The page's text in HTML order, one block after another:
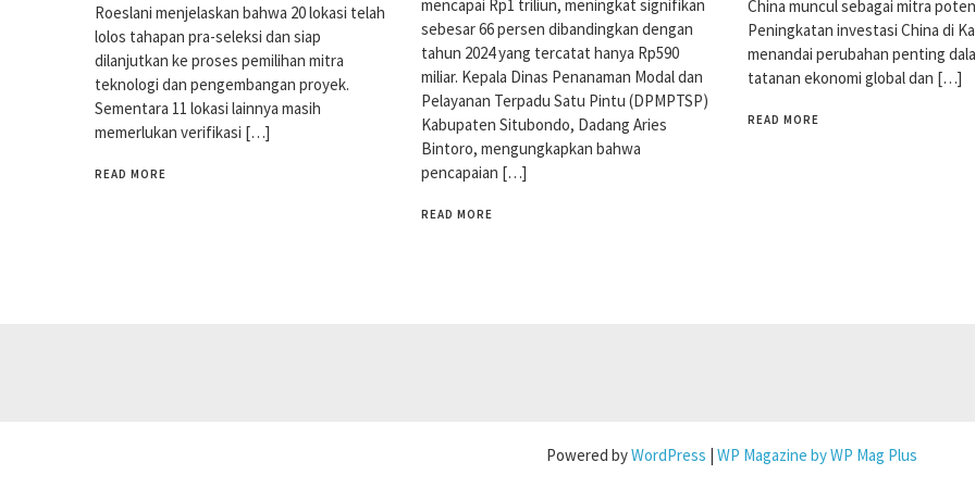
Roeslani menjelaskan bahwa 20 lokasi telah
lolos tahapan pra-seleksi dan siap
dilanjutkan ke proses pemilihan mitra
teknologi dan pengembangan proyek.
Sementara 11 lokasi lainnya masih
memerlukan verifikasi […]
READ MORE
mencapai Rp1 triliun, meningkat signifikan
sebesar 66 persen dibandingkan dengan
tahun 2024 yang tercatat hanya Rp590
miliar. Kepala Dinas Penanaman Modal dan
Pelayanan Terpadu Satu Pintu (DPMPTSP)
Kabupaten Situbondo, Dadang Aries
Bintoro, mengungkapkan bahwa
pencapaian […]
READ MORE
China muncul sebagai mitra
Peningkatan investasi China di
menandai perubahan penting
tatanan ekonomi global dan […]
READ MORE
Powered byWordPress WP Magazine by WP Mag Plus